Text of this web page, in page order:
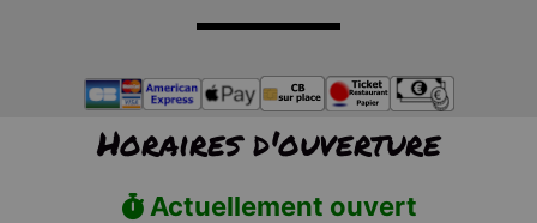
Horaires d'ouverture
Actuellement ouvert